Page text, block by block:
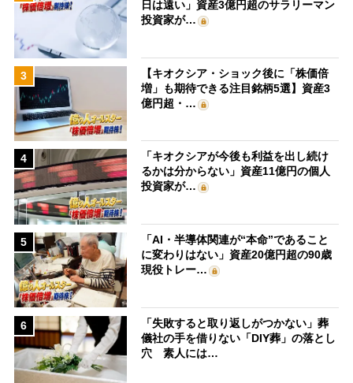
日は遠い」資産3億円超のサラリーマン
投資家が…
3
【キオクシア・ショック後に「株価倍
増」も期待できる注目銘柄5選】資産3
億円超・…
4
「キオクシアが今後も利益を出し続け
るかは分からない」資産11億円の個人
投資家が…
5
「AI・半導体関連が“本命”であること
に変わりはない」資産20億円超の90歳
現役トレー…
6
「失敗すると取り返しがつかない」葬
儀社の手を借りない「DIY葬」の落とし
穴 素人には…